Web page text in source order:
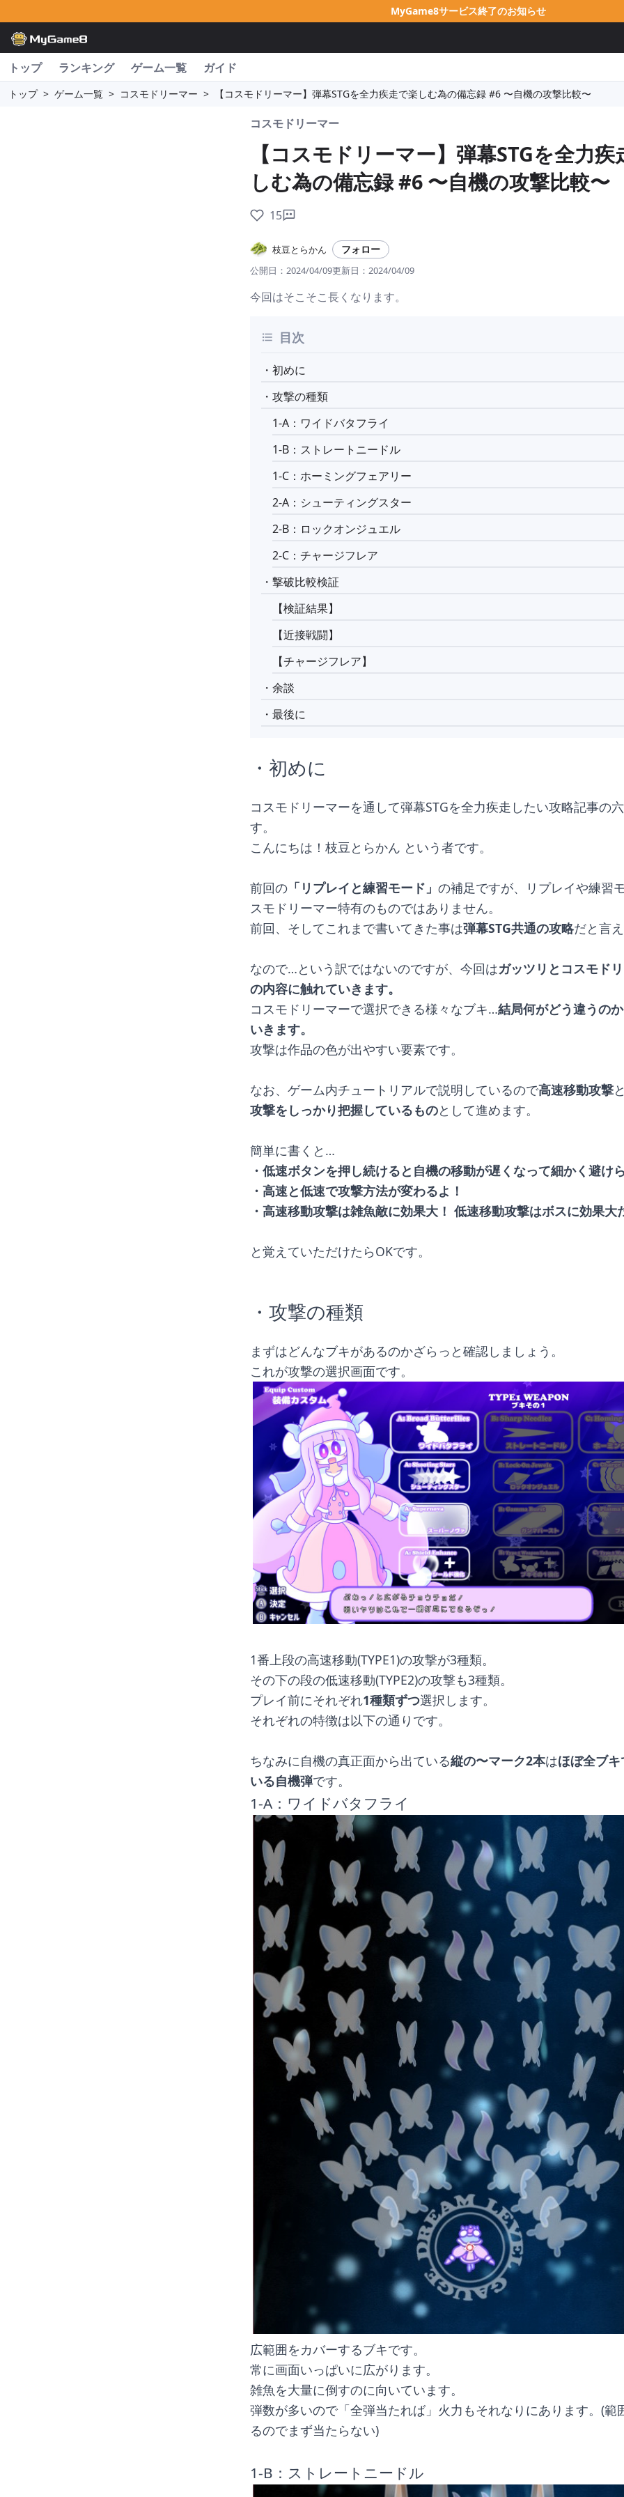
MyGame8サービス終了のお知らせ
トップ ランキング ゲーム一覧 ガイド
トップ > ゲーム一覧 > コスモドリーマー > 【コスモドリーマー】弾幕STGを全力疾走で楽しむ為の備忘録 #6 〜自機の攻撃比較〜
コスモドリーマー
【コスモドリーマー】弾幕STGを全力疾
しむ為の備忘録 #6 〜自機の攻撃比較〜
15
枝豆とらかん フォロー
公開日： 2024/04/09更新日： 2024/04/09
今回はそこそこ長くなります。
目次
・初めに
・攻撃の種類
1-A：ワイドバタフライ
1-B：ストレートニードル
1-C：ホーミングフェアリー
2-A：シューティングスター
2-B：ロックオンジュエル
2-C：チャージフレア
・撃破比較検証
【検証結果】
【近接戦闘】
【チャージフレア】
・余談
・最後に
・初めに
コスモドリーマーを通して弾幕STGを全力疾走したい攻略記事の
す。
こんにちは！枝豆とらかん という者です。
前回の 「リプレイと練習モード」 の補足ですが、リプレイや練習
スモドリーマー特有のものではありません。
前回、そしてこれまで書いてきた事は弾幕STG共通の攻略だと言え
なので…という訳ではないのですが、今回はガッツリとコスモド
の内容に触れていきます。
コスモドリーマーで選択できる様々なブキ…結局何がどう違うの
いきます。
攻撃は作品の色が出やすい要素です。
なお、ゲーム内チュートリアルで説明しているので高速移動攻撃と
攻撃をしっかり把握しているものとして進めます。
簡単に書くと…
・低速ボタンを押し続けると自機の移動が遅くなって細かく避け
・高速と低速で攻撃方法が変わるよ！
・高速移動攻撃は雑魚敵に効果大！ 低速移動攻撃はボスに効果大
と覚えていただけたらOKです。
・攻撃の種類
まずはどんなブキがあるのかざらっと確認しましょう。
これが攻撃の選択画面です。
1番上段の高速移動(TYPE1)の攻撃が3種類。
その下の段の低速移動(TYPE2)の攻撃も3種類。
プレイ前にそれぞれ1種類ずつ選択します。
それぞれの特徴は以下の通りです。
ちなみに自機の真正面から出ている縦の〜マーク2本はほぼ全ブ
いる自機弾です。
1-A：ワイドバタフライ
広範囲をカバーするブキです。
常に画面いっぱいに広がります。
雑魚を大量に倒すのに向いています。
弾数が多いので「全弾当たれば」火力もそれなりにあります。(範
るのでまず当たらない)
1-B：ストレートニードル